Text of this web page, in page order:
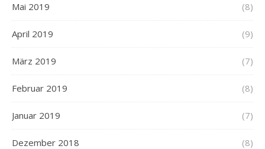
Mai 2019 (8)
April 2019 (9)
März 2019 (7)
Februar 2019 (8)
Januar 2019 (7)
Dezember 2018 (8)